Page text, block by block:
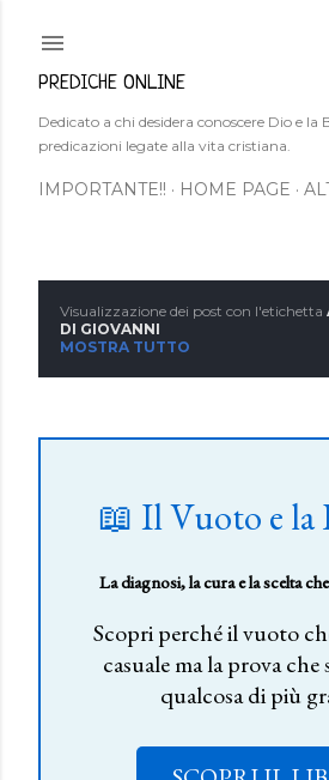
PREDICHE ONLINE
Dedicato a chi desidera conoscere Dio e la
predicazioni legate alla vita cristiana.
IMPORTANTE!! HOME PAGE
o
s
Visualizzazione dei post con l'etichetta
DI GIOVANNI
MOSTRA TUTTO
📖 Il Vuoto e la
La diagnosi, la cura e la scelta
Scopri perché il vuoto
casuale ma la prova
qualcosa di più